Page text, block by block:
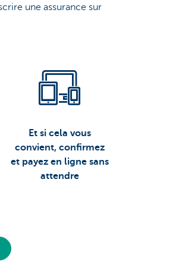
une assurance sur
Et si cela vous
convient, confirmez
et payez en ligne sans
attendre